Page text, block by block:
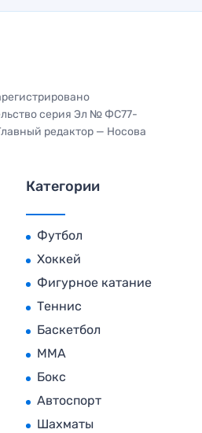
серия Эл № ФС77-
редактор — Носова
Категории
Футбол
Хоккей
Фигурное катание
Теннис
Баскетбол
MMA
Бокс
Автоспорт
Шахматы